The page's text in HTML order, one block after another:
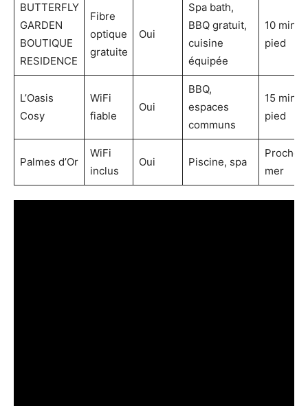
BUTTERFLY
GARDEN
BOUTIQUE
RESIDENCE
Fibre
optique
gratuite
Oui
Spa bath,
BBQ gratuit,
cuisine
équipée
10 min à
pied
L’Oasis
Cosy
WiFi
fiable
Oui
BBQ,
espaces
communs
15 min à
pied
Palmes d’Or
WiFi
inclus
Oui Piscine, spa
Proche
mer